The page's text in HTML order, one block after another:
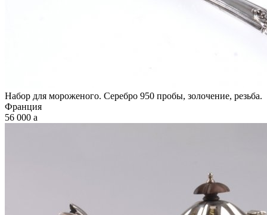
Набор для мороженого. Серебро 950 пробы, золочение, резьба.
Франция
56 000 a